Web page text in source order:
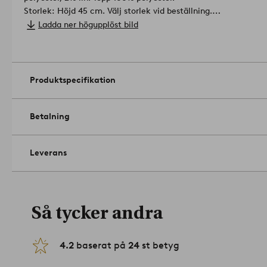
Storlek: Höjd 45 cm. Välj storlek vid beställning.
Skötselråd: Tvätt 30°. Krympning max 3%.
Ladda ner högupplöst bild
Produktspecifikation
Betalning
Leverans
Så tycker andra
4.2 baserat på 24 st betyg